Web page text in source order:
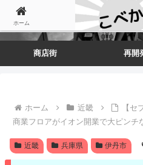
商店街 再開
ホーム 近畿
【
商業フロアがイオン開業で大ピンチ
近畿 兵庫県 伊丹市
ホーム